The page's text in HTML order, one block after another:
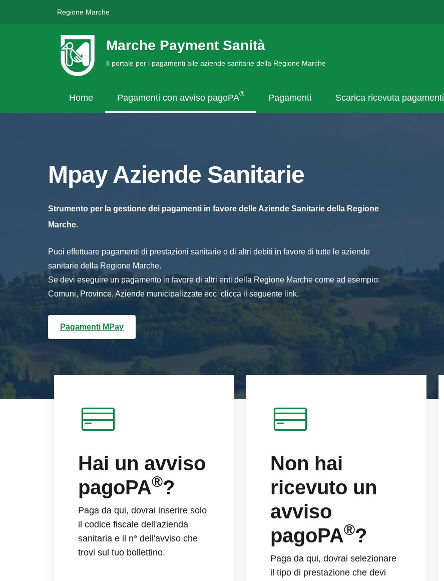
Regione Marche
Marche Payment Sanità
Il portale per i pagamenti alle aziende sanitarie della Regione Marche
Home Pagamenti con avviso pagoPA® Pagamenti Scarica ricevuta pagamenti
Mpay Aziende Sanitarie
Strumento per la gestione dei pagamenti in favore delle Aziende Sanitarie della Regione
Marche.
Puoi effettuare pagamenti di prestazioni sanitarie o di altri debiti in favore di tutte le aziende
sanitarie della Regione Marche.
Se devi eseguire un pagamento in favore di altri enti della Regione Marche come ad esempio:
Comuni, Province, Aziende municipalizzate ecc. clicca il seguente link.
Pagamenti MPay
Hai un avviso
pagoPA®?
Paga da qui, dovrai inserire solo
il codice fiscale dell'azienda
sanitaria e il n° dell'avviso che
trovi sul tuo bollettino.
Non hai
ricevuto un
avviso
pagoPA®?
Paga da qui, dovrai selezionare
il tipo di prestazione che devi